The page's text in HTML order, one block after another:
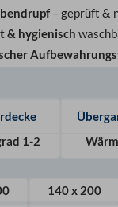
– geprüft &
& hygienisch
1-2
140 x 200